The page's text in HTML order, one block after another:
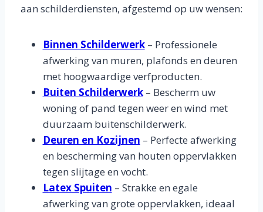
aan schilderdiensten, afgestemd op uw wensen:
Binnen Schilderwerk– Professionele
afwerking van muren, plafonds en deuren
met hoogwaardige verfproducten.
Buiten Schilderwerk– Bescherm uw
woning of pand tegen weer en wind met
duurzaam buitenschilderwerk.
Deuren en Kozijnen – Perfecte afwerking
en bescherming van houten oppervlakken
tegen slijtage en vocht.
Latex Spuiten – Strakke en egale
afwerking van grote oppervlakken, ideaal